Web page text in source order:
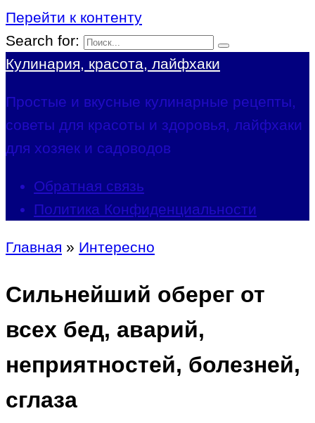
Перейти к контенту
Search for:
Кулинария, красота, лайфхаки
Простые и вкусные кулинарные рецепты,
советы для красоты и здоровья, лайфхаки
для хозяек и садоводов
Обратная связь
Политика Конфиденциальности
Главная » Интересно
Сильнейший оберег от
всех бед, аварий,
неприятностей, болезней,
сглаза